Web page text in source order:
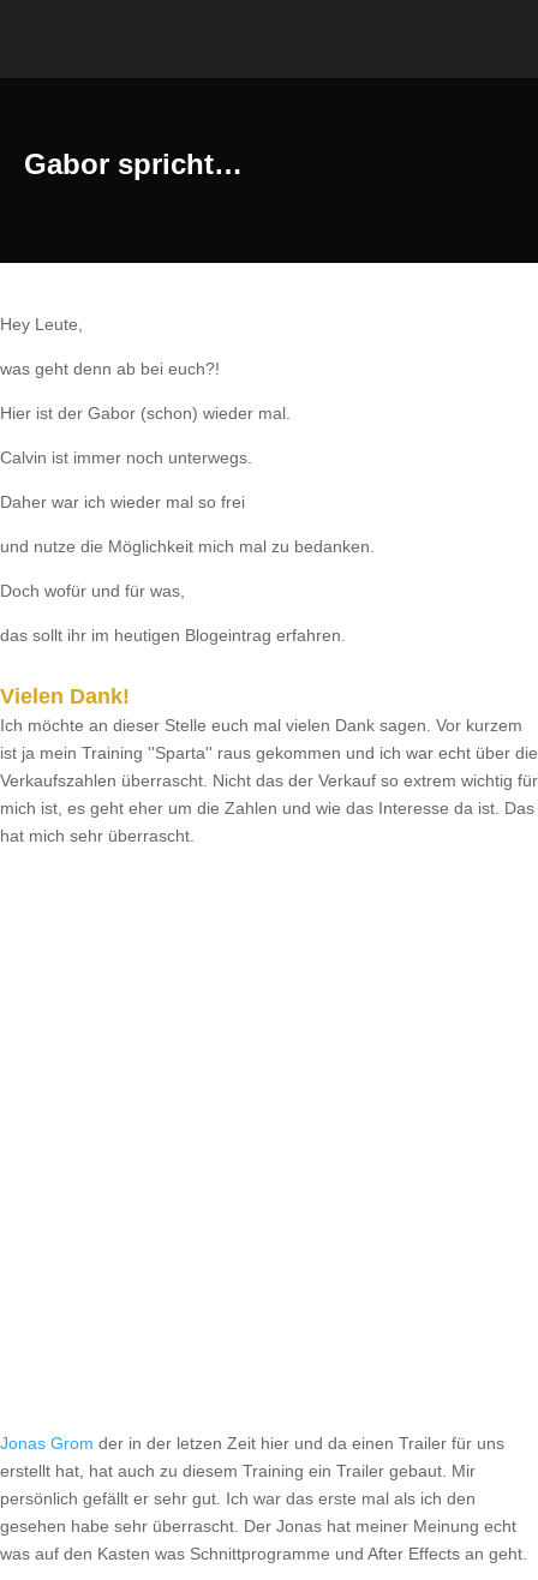
Gabor spricht…
Hey Leute,
was geht denn ab bei euch?!
Hier ist der Gabor (schon) wieder mal.
Calvin ist immer noch unterwegs.
Daher war ich wieder mal so frei
und nutze die Möglichkeit mich mal zu bedanken.
Doch wofür und für was,
das sollt ihr im heutigen Blogeintrag erfahren.
Vielen Dank!
Ich möchte an dieser Stelle euch mal vielen Dank sagen. Vor kurzem
ist ja mein Training ''Sparta'' raus gekommen und ich war echt über die
Verkaufszahlen überrascht. Nicht das der Verkauf so extrem wichtig für
mich ist, es geht eher um die Zahlen und wie das Interesse da ist. Das
hat mich sehr überrascht.
Jonas Grom der in der letzen Zeit hier und da einen Trailer für uns
erstellt hat, hat auch zu diesem Training ein Trailer gebaut. Mir
persönlich gefällt er sehr gut. Ich war das erste mal als ich den
gesehen habe sehr überrascht. Der Jonas hat meiner Meinung echt
was auf den Kasten was Schnittprogramme und After Effects an geht.